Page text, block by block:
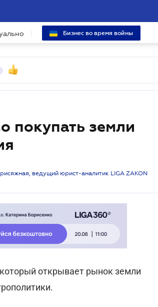
Бизнес во время войны
покупать земли
ведущий юрист-аналитик LIGA ZAKON
открывает рынок земли